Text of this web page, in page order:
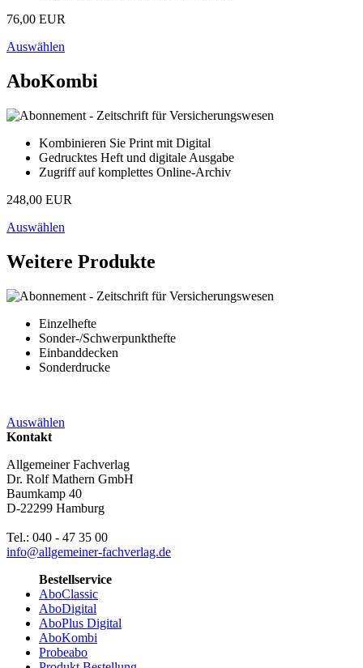
76,00 EUR
Auswählen
AboKombi
Kombinieren Sie Print mit Digital
Gedrucktes Heft und digitale Ausgabe
Zugriff auf komplettes Online-Archiv
248,00 EUR
Auswählen
Weitere Produkte
Einzelhefte
Sonder-/Schwerpunkthefte
Einbanddecken
Sonderdrucke
Auswählen
Kontakt
Allgemeiner Fachverlag
Dr. Rolf Mathern GmbH
Baumkamp 40
D-22299 Hamburg
Tel.: 040 - 47 35 00
info@allgemeiner-fachverlag.de
Bestellservice
AboClassic
AboDigital
AboPlus Digital
AboKombi
Probeabo